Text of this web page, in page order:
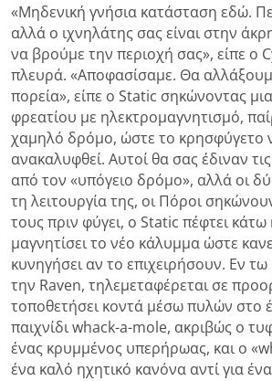
«Μηδενική γνήσια κατάσταση εδώ.
αλλά ο ιχνηλάτης σας είναι στην
να βρούμε την περιοχή σας», είπε ο
πλευρά. «Αποφασίσαμε. Θα
πορεία», είπε ο Static σηκώνοντας
φρεατίου με ηλεκτρομαγνητισμό,
χαμηλό δρόμο, ώστε το κρησφύγετο
ανακαλυφθεί. Αυτοί θα σας έδιναν
από τον «υπόγειο δρόμο», αλλά οι
τη λειτουργία της, οι Πόροι
τους πριν φύγει, ο Static πέφτει κάτω
μαγνητίσει το νέο κάλυμμα ώστε
κυνηγήσει αν το επιχειρήσουν. Εν
την Raven, τηλεμεταφέρεται σε
τοποθετήσει κοντά μέσω πυλών στο
παιχνίδι whack-a-mole, ακριβώς ο
ένας κρυμμένος υπερήρωας, και ο
ένα καλό ηχητικό κανόνα αντί για